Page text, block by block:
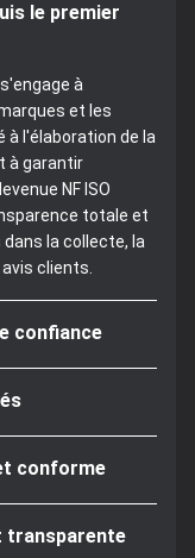
le premier
à
et les
l'élaboration de la
à garantir
NF ISO
totale et
la collecte, la
clients.
confiance
conforme
transparente